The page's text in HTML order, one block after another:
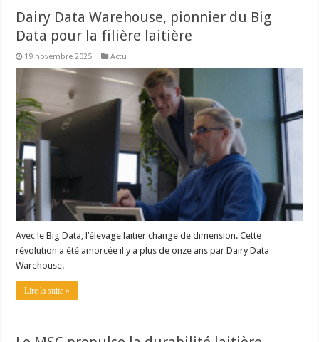
Dairy Data Warehouse, pionnier du Big
Data pour la filière laitière
19 novembre 2025 Actu
Avec le Big Data, l’élevage laitier change de dimension. Cette
révolution a été amorcée il y a plus de onze ans par Dairy Data
Warehouse.
Lire la suite »